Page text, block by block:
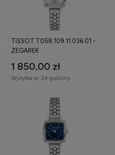
TISSOT T058.109.11.036.01 -
ZEGAREK
1 850,00 zł
Wysyłka w: 24 godziny